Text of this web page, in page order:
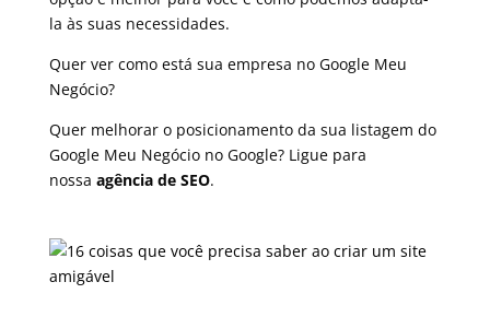
la às suas necessidades.
Quer ver como está sua empresa no Google Meu
Negócio?
Quer melhorar o posicionamento da sua listagem do
Google Meu Negócio no Google? Ligue para
nossa agência de SEO.